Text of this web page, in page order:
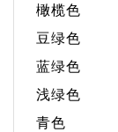
橄榄色
豆绿色
蓝绿色
浅绿色
青色